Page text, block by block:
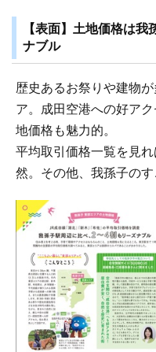
【表面】土地価格は
ナブル
歴史あるお祭りや建物
ア。成田空港への好ア
地価格も魅力的。
平均取引価格一覧を見
然。その他、我孫子のす